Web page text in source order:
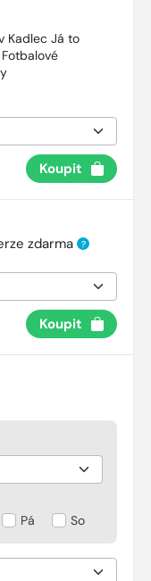
Kadlec Já to
Koupit
zdarma ?
Koupit
Pá So